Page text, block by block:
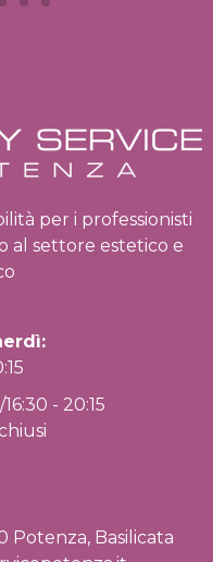
per i professionisti
al settore estetico e
- 20:15
Potenza, Basilicata